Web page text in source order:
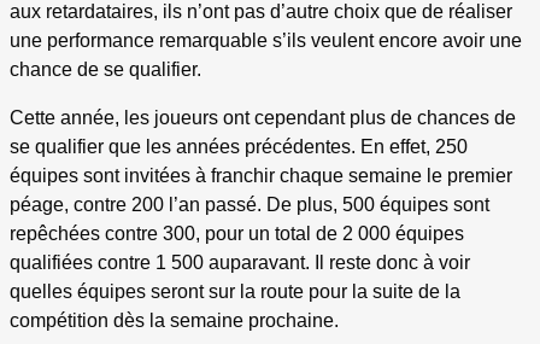
aux retardataires, ils n’ont pas d’autre choix que de réaliser
une performance remarquable s’ils veulent encore avoir une
chance de se qualifier.
Cette année, les joueurs ont cependant plus de chances de
se qualifier que les années précédentes. En effet, 250
équipes sont invitées à franchir chaque semaine le premier
péage, contre 200 l’an passé. De plus, 500 équipes sont
repêchées contre 300, pour un total de 2 000 équipes
qualifiées contre 1 500 auparavant. Il reste donc à voir
quelles équipes seront sur la route pour la suite de la
compétition dès la semaine prochaine.